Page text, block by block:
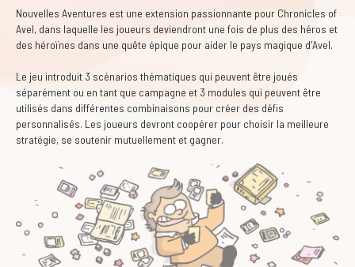
Nouvelles Aventures est une extension passionnante pour Chronicles of
Avel, dans laquelle les joueurs deviendront une fois de plus des héros et
des héroïnes dans une quête épique pour aider le pays magique d'Avel.
Le jeu introduit 3 scénarios thématiques qui peuvent être joués
séparément ou en tant que campagne et 3 modules qui peuvent être
utilisés dans différentes combinaisons pour créer des défis
personnalisés. Les joueurs devront coopérer pour choisir la meilleure
stratégie, se soutenir mutuellement et gagner.